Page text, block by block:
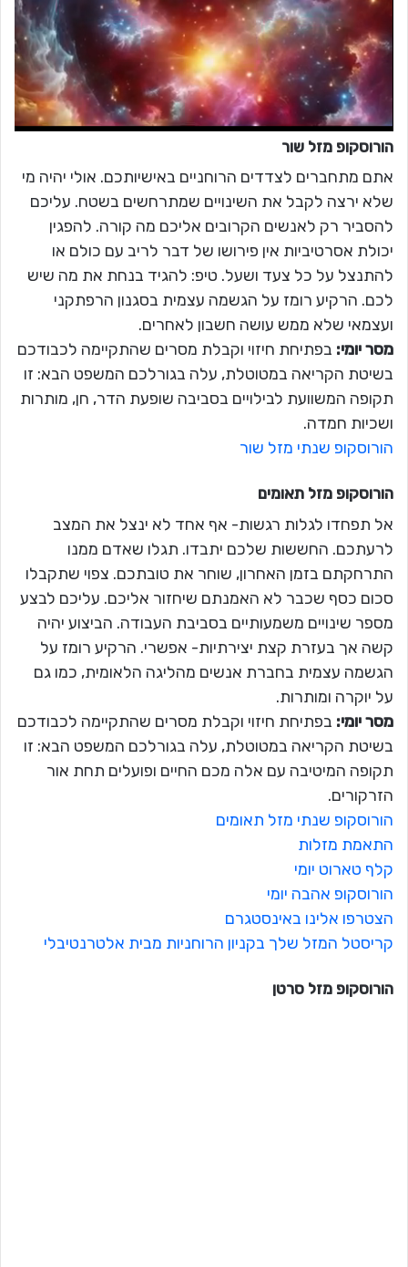
הורוסקופ מזל שור
אתם מתחברים לצדדים הרוחניים באישיותכם. אולי יהיה מי
שלא ירצה לקבל את השינויים שמתרחשים בשטח. עליכם
להסביר רק לאנשים הקרובים אליכם מה קורה. להפגין
יכולת אסרטיביות אין פירושו של דבר לריב עם כולם או
להתנצל על כל צעד ושעל. טיפ: להגיד בנחת את מה שיש
לכם. הרקיע רומז על הגשמה עצמית בסגנון הרפתקני
ועצמאי שלא ממש עושה חשבון לאחרים.
מסר יומי: בפתיחת חיזוי וקבלת מסרים שהתקיימה לכבודכם
בשיטת הקריאה במטוטלת, עלה בגורלכם המשפט הבא: זו
תקופה המשוועת לבילויים בסביבה שופעת הדר, חן, מותרות
ושכיות חמדה.
הורוסקופ שנתי מזל שור
הורוסקופ מזל תאומים
אל תפחדו לגלות רגשות- אף אחד לא ינצל את המצב
לרעתכם. החששות שלכם יתבדו. תגלו שאדם ממנו
התרחקתם בזמן האחרון, שוחר את טובתכם. צפוי שתקבלו
סכום כסף שכבר לא האמנתם שיחזור אליכם. עליכם לבצע
מספר שינויים משמעותיים בסביבת העבודה. הביצוע יהיה
קשה אך בעזרת קצת יצירתיות- אפשרי. הרקיע רומז על
הגשמה עצמית בחברת אנשים מהליגה הלאומית, כמו גם
על יוקרה ומותרות.
מסר יומי: בפתיחת חיזוי וקבלת מסרים שהתקיימה לכבודכם
בשיטת הקריאה במטוטלת, עלה בגורלכם המשפט הבא: זו
תקופה המיטיבה עם אלה מכם החיים ופועלים תחת אור
הזרקורים.
הורוסקופ שנתי מזל תאומים
התאמת מזלות
קלף טארוט יומי
הורוסקופ אהבה יומי
הצטרפו אלינו באינסטגרם
קריסטל המזל שלך בקניון הרוחניות מבית אלטרנטיבלי
הורוסקופ מזל סרטן